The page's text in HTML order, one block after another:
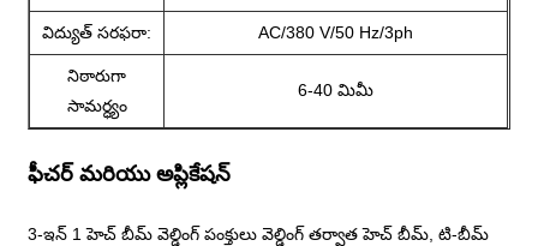
విద్యుత్ సరఫరా: AC/380 V/50 Hz/3ph
నిఠారుగా
సామర్ధ్యం
6-40 మిమీ
ఫీచర్ మరియు అప్లికేషన్
3-ఇన్ 1 హెచ్ బీమ్ వెల్డింగ్ పంక్తులు వెల్డింగ్ తర్వాత హెచ్ బీమ్, టి-బీమ్